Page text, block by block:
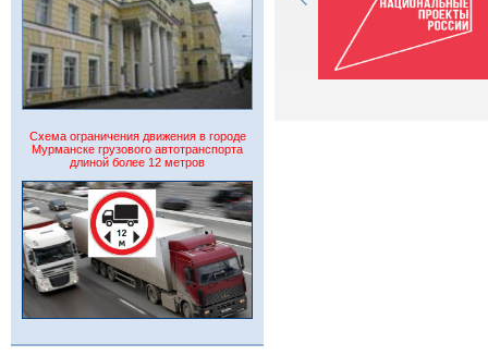
Схема ограничения движения в городе
Мурманске грузового автотранспорта
длиной более 12 метров